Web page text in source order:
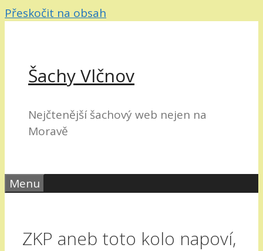
Přeskočit na obsah
Šachy Vlčnov
Nejčtenější šachový web nejen na
Moravě
Menu
ZKP aneb toto kolo napoví,